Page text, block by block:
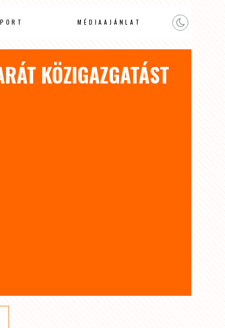
MÉDIAAJÁNLAT
KÖZIGAZGATÁST